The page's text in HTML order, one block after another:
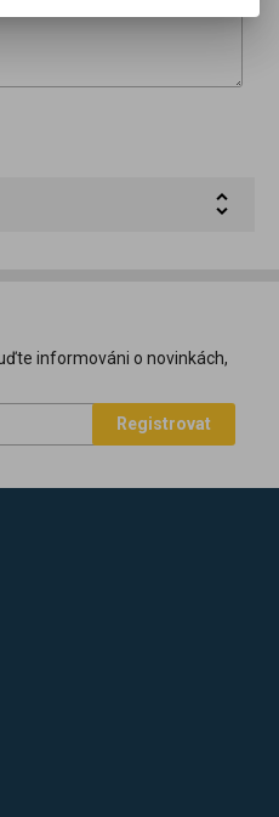
informováni o novinkách,
Registrovat